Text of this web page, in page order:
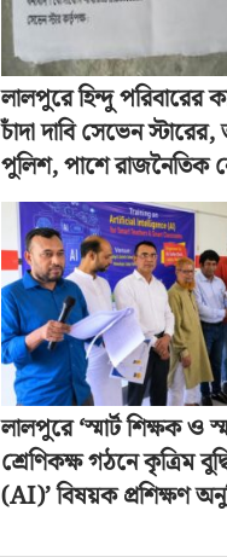
লালপুরে হিন্দু পরিবারের
চাঁদা দাবি সেভেন স্টারের,
পুলিশ, পাশে রাজনৈতিক
লালপুরে ‘স্মার্ট শিক্ষক ও
শ্রেণিকক্ষ গঠনে কৃত্রিম
(AI)’ বিষয়ক প্রশিক্ষণ